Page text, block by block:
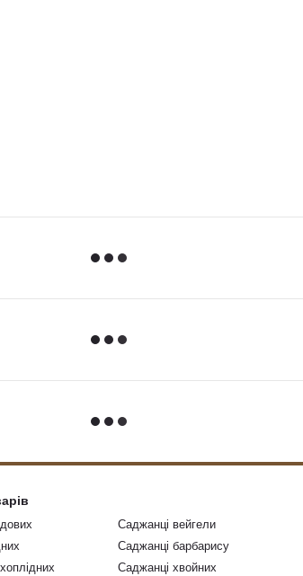
Саджанці вейгели
Саджанці барбарису
Саджанці хвойних